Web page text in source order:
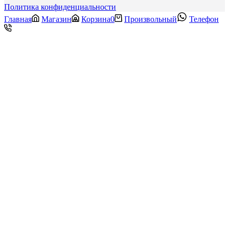
Политика конфиденциальности
Главная
Магазин Корзина0 Произвольный Телефон